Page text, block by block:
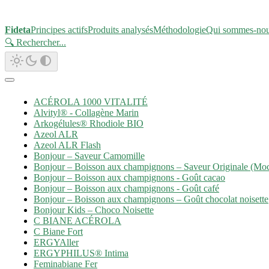
FidetaPrincipes actifsProduits analysésMéthodologieQui sommes-
🔍 Rechercher...
ACÉROLA 1000 VITALITÉ
Alvityl® - Collagène Marin
Arkogélules® Rhodiole BIO
Azeol ALR
Azeol ALR Flash
Bonjour – Saveur Camomille
Bonjour – Boisson aux champignons – Saveur Originale
Bonjour – Boisson aux champignons - Goût cacao
Bonjour – Boisson aux champignons - Goût café
Bonjour – Boisson aux champignons – Goût chocolat noisette
Bonjour Kids – Choco Noisette
C BIANE ACÉROLA
C Biane Fort
ERGYAller
ERGYPHILUS® Intima
Feminabiane Fer